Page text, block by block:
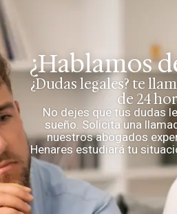
¿Hablamos
¿Dudas legales? te
de 24
No dejes que tus dudas
sueño. Solicita una
nuestros abogados
Henares estudiará tu